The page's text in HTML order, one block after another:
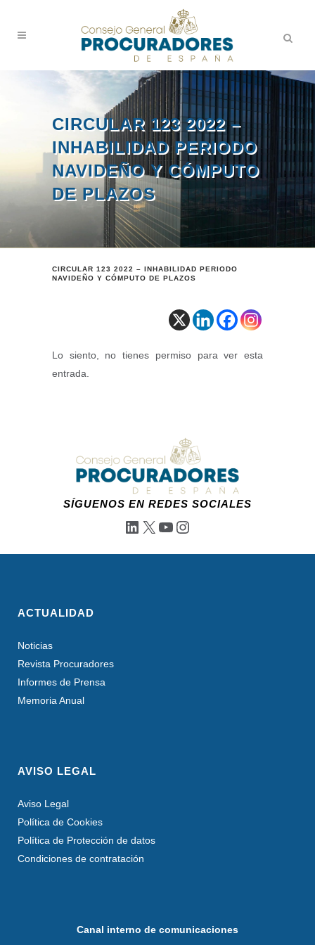
CIRCULAR 123 2022 –
INHABILIDAD PERIODO
NAVIDEÑO Y CÓMPUTO
DE PLAZOS
CIRCULAR 123 2022 – INHABILIDAD PERIODO
NAVIDEÑO Y CÓMPUTO DE PLAZOS
Lo siento, no tienes permiso para ver esta
entrada.
SÍGUENOS EN REDES SOCIALES
LinkedIn
X YouTube
Instagram
ACTUALIDAD
Noticias
Revista Procuradores
Informes de Prensa
Memoria Anual
AVISO LEGAL
Aviso Legal
Política de Cookies
Política de Protección de datos
Condiciones de contratación
Canal interno de comunicaciones